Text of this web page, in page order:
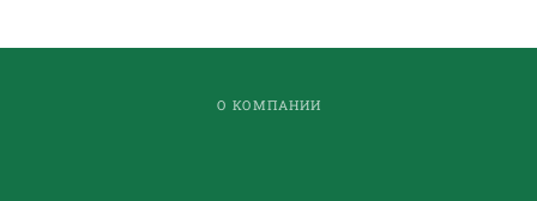
О КОМПАНИИ